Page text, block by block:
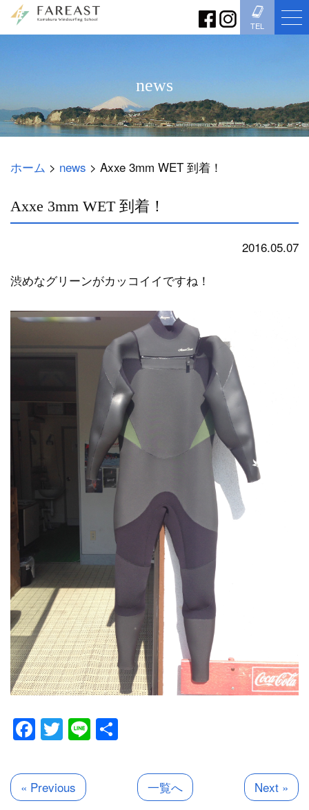
TEL
news
ホーム > news > Axxe 3mm WET 到着！
Axxe 3mm WET 到着！
2016.05.07
渋めなグリーンがカッコイイですね！
Facebook
Twitter
Line
« Previous 一覧へ Next »